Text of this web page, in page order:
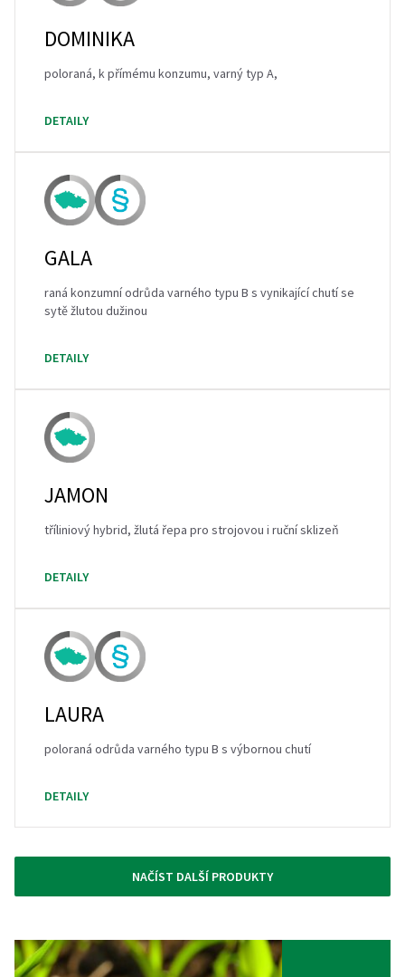
DOMINIKA
poloraná, k přímému konzumu, varný typ A,
DETAILY
GALA
raná konzumní odrůda varného typu B s vynikající chutí se
sytě žlutou dužinou
DETAILY
JAMON
tříliniový hybrid, žlutá řepa pro strojovou i ruční sklizeň
DETAILY
LAURA
poloraná odrůda varného typu B s výbornou chutí
DETAILY
NAČÍST DALŠÍ PRODUKTY